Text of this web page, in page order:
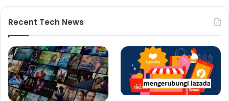
Recent Tech News